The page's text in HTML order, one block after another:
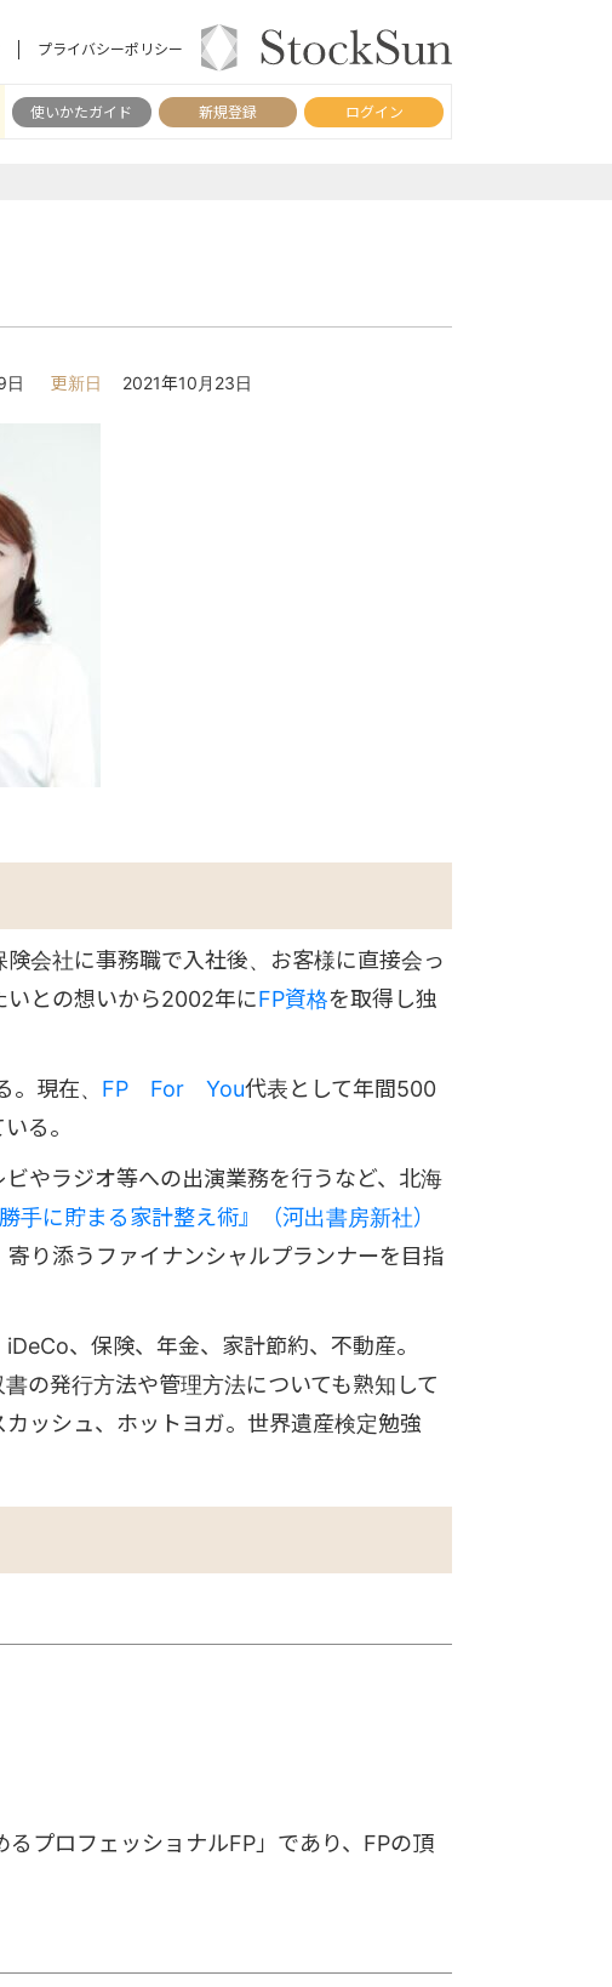
プライバシーポリシー
使いかたガイド 新規登録 ログイン
日 更新日 2021年10月23日
会社に事務職で入社後、お客様に直接会っ
いとの想いから2002年にFP資格を取得し独
現在、 FP For You代表として年間500
る。
やラジオ等への出演業務を行うなど、北海
手に貯まる家計整え術』（河出書房新社）
り添うファイナンシャルプランナーを目指
、保険、年金、家計節約、不動産。
の発行方法や管理方法についても熟知して
ッシュ、ホットヨガ。世界遺産検定勉強
プロフェッショナルFP」であり、FPの頂